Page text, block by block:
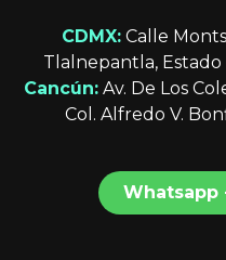
CDMX: Calle
Tlalnepantla,
Cancún: Av. De Los
Col. Alfredo V.
Whatsapp